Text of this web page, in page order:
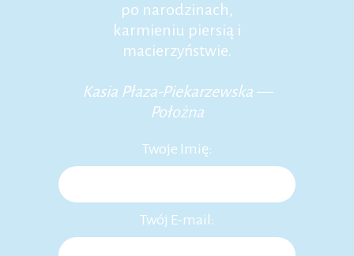
po narodzinach,
karmieniu piersią i
macierzyństwie.
Kasia Płaza-Piekarzewska —
Położna
Twoje Imię:
Twój E-mail: